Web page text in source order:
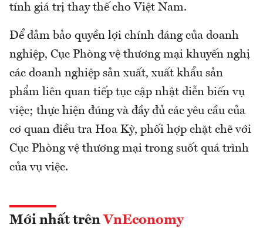
tính giá trị thay thế cho Việt Nam.
Để đảm bảo quyền lợi chính đáng của doanh
nghiệp, Cục Phòng vệ thương mại khuyến nghị
các doanh nghiệp sản xuất, xuất khẩu sản
phẩm liên quan tiếp tục cập nhật diễn biến vụ
việc; thực hiện đúng và đầy đủ các yêu cầu của
cơ quan điều tra Hoa Kỳ, phối hợp chặt chẽ với
Cục Phòng vệ thương mại trong suốt quá trình
của vụ việc.
Mới nhất trên VnEconomy